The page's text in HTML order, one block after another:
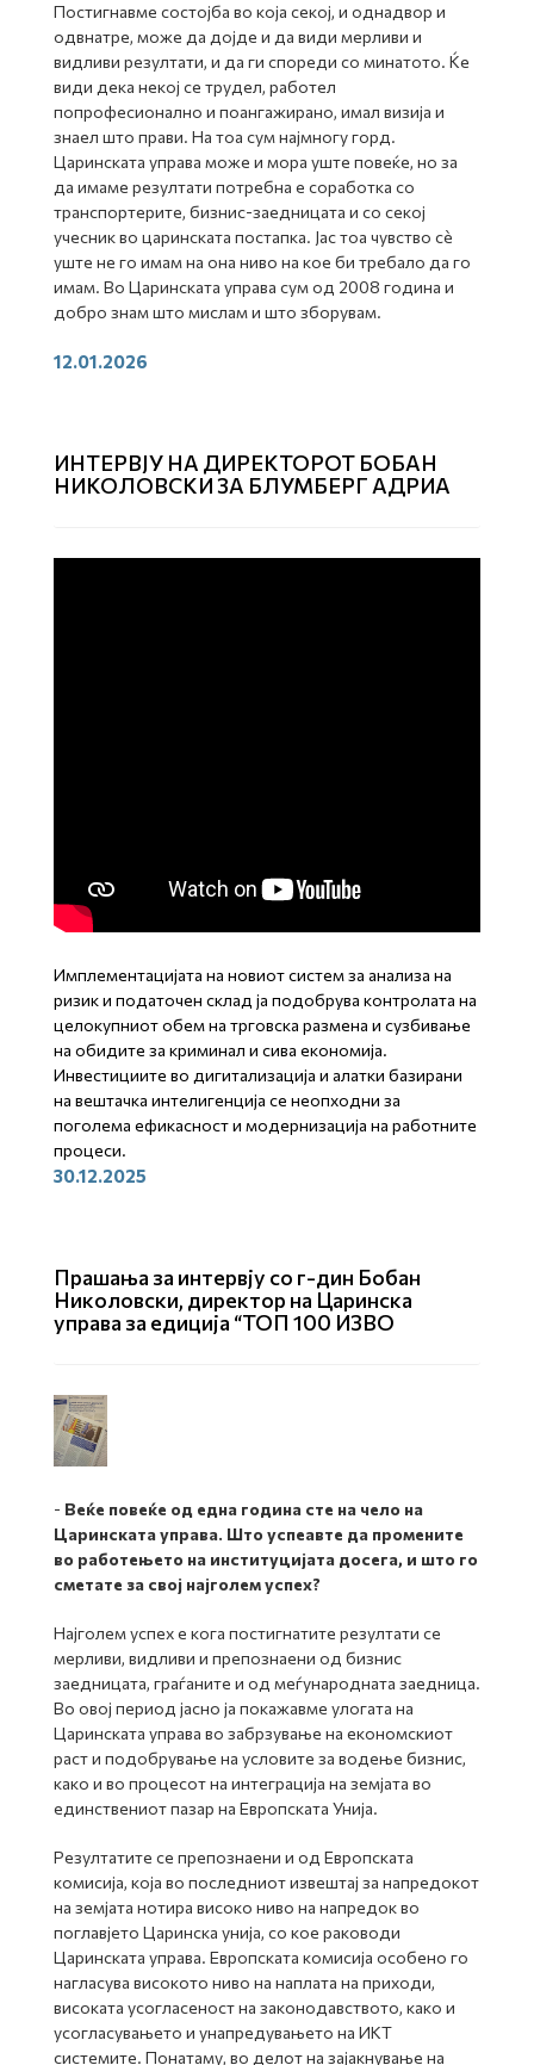
Постигнавме состојба во која секој, и однадвор и
одвнатре, може да дојде и да види мерливи и
видливи резултати, и да ги спореди со минатото. Ќе
види дека некој се трудел, работел
попрофесионално и поангажирано, имал визија и
знаел што прави. На тоа сум најмногу горд.
Царинската управа може и мора уште повеќе, но за
да имаме резултати потребна е соработка со
транспортерите, бизнис-заедницата и со секој
учесник во царинската постапка. Јас тоа чувство сè
уште не го имам на она ниво на кое би требало да го
имам. Во Царинската управа сум од 2008 година и
добро знам што мислам и што зборувам.
12.01.2026
ИНТЕРВЈУ НА ДИРЕКТОРОТ БОБАН
НИКОЛОВСКИ ЗА БЛУМБЕРГ АДРИА
Имплементацијата на новиот систем за анализа на
ризик и податочен склад ја подобрува контролата на
целокупниот обем на трговска размена и сузбивање
на обидите за криминал и сива економија.
Инвестициите во дигитализација и алатки базирани
на вештачка интелигенција се неопходни за
поголема ефикасност и модернизација на работните
процеси.
30.12.2025
Прашања за интервју со г-дин Бобан
Николовски, директор на Царинска
управа за едиција “ТОП 100 ИЗВО
- Веќе повеќе од една година сте на чело на
Царинската управа. Што успеавте да промените
во работењето на институцијата досега, и што го
сметате за свој најголем успех?
Најголем успех е кога постигнатите резултати се
мерливи, видливи и препознаени од бизнис
заедницата, граѓаните и од меѓународната заедница.
Во овој период јасно ја покажавме улогата на
Царинската управа во забрзување на економскиот
раст и подобрување на условите за водење бизнис,
како и во процесот на интеграција на земјата во
единствениот пазар на Европската Унија.
Резултатите се препознаени и од Европската
комисија, која во последниот извештај за напредокот
на земјата нотира високо ниво на напредок во
поглавјето Царинска унија, со кое раководи
Царинската управа. Европската комисија особено го
нагласува високото ниво на наплата на приходи,
високата усогласеност на законодавството, како и
усогласувањето и унапредувањето на ИКТ
системите. Понатаму, во делот на зајакнување на